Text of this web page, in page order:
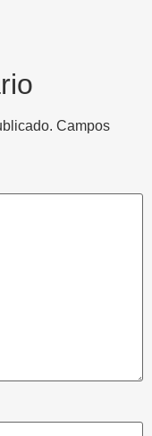
Campos